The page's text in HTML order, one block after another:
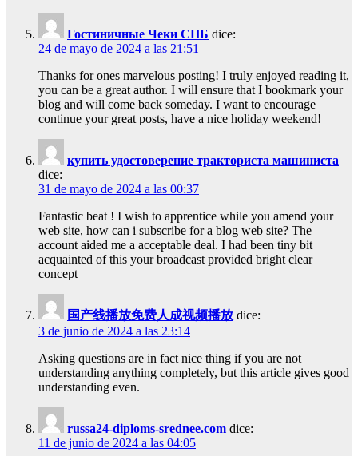
Гостиничные Чеки СПБ dice:
24 de mayo de 2024 a las 21:51
Thanks for ones marvelous posting! I truly enjoyed reading it,
you can be a great author. I will ensure that I bookmark your
blog and will come back someday. I want to encourage
continue your great posts, have a nice holiday weekend!
купить удостоверение тракториста машиниста
dice:
31 de mayo de 2024 a las 00:37
Fantastic beat ! I wish to apprentice while you amend your
web site, how can i subscribe for a blog web site? The
account aided me a acceptable deal. I had been tiny bit
acquainted of this your broadcast provided bright clear
concept
国产线播放免费人成视频播放 dice:
3 de junio de 2024 a las 23:14
Asking questions are in fact nice thing if you are not
understanding anything completely, but this article gives good
understanding even.
russa24-diploms-srednee.com dice:
11 de junio de 2024 a las 04:05